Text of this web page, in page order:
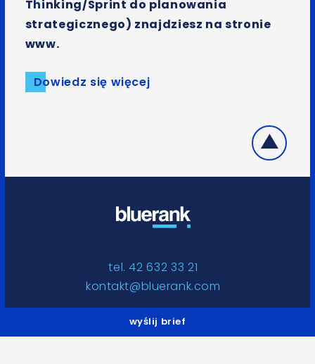
wyślij brief
Thinking/Sprint do planowania
strategicznego) znajdziesz na stronie
www.
Dowiedz się więcej
tel. 42 632 33 21
kontakt@bluerank.com
Bluerank Sp. z o. o.,
al. Piłsudskiego 87, 92-332 Łódź